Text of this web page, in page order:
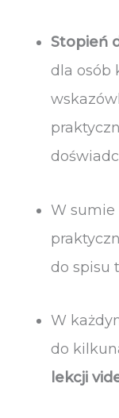
Stopień
dla osób
W sumie
do spisu
W
do
lekcji